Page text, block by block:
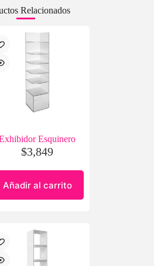
Relacionados
Esquinero
$3,849
Añadir al carrito